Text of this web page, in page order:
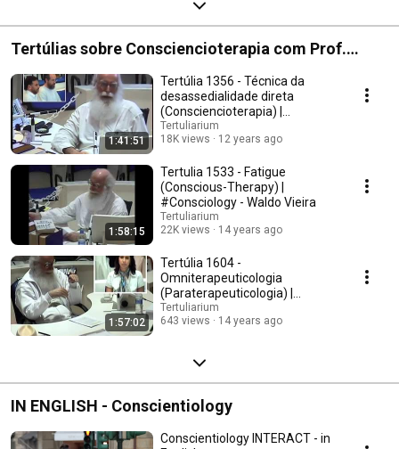
Tertúlias sobre Consciencioterapia com Prof.
Waldo Vieira
1:41:51
Tertúlia 1356 - Técnica da
desassedialidade direta
(Consciencioterapia) |
#Conscienciologia
Tertuliarium
18K views
12 years ago
1:58:15
Tertulia 1533 - Fatigue
(Conscious-Therapy) |
#Consciology - Waldo Vieira
Tertuliarium
22K views
14 years ago
1:57:02
Tertúlia 1604 -
Omniterapeuticologia
(Paraterapeuticologia) |
#Conscienciologia - Waldo
Vieira
Tertuliarium
643 views
14 years ago
IN ENGLISH - Conscientiology
Conscientiology INTERACT - in